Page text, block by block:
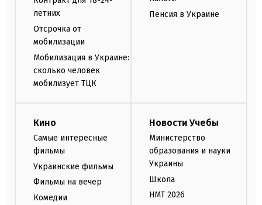
летних
Отсрочка от
мобилизации
Мобилизация в Украине:
сколько человек
мобилизует ТЦК
Пенсия в Украине
Кино
Самые интересные
фильмы
Украинские фильмы
Фильмы на вечер
Комедии
Новости Учебы
Министерство
образования и науки
Украины
Школа
НМТ 2026